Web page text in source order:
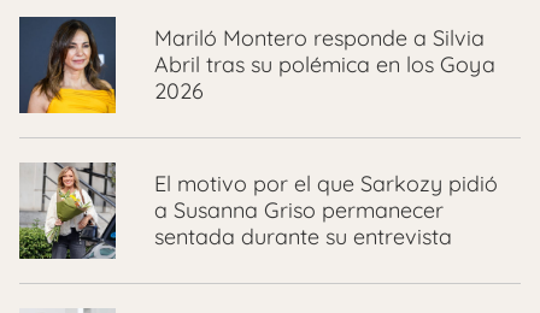
Mariló Montero responde a Silvia
Abril tras su polémica en los Goya
2026
El motivo por el que Sarkozy pidió
a Susanna Griso permanecer
sentada durante su entrevista